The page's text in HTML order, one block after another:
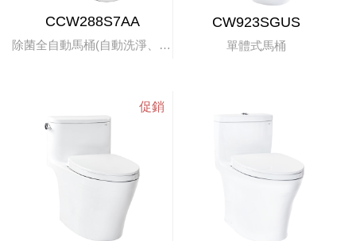
CCW288S7AA
除菌全自動馬桶(自動洗淨、掀蓋)
CW923SGUS
單體式馬桶